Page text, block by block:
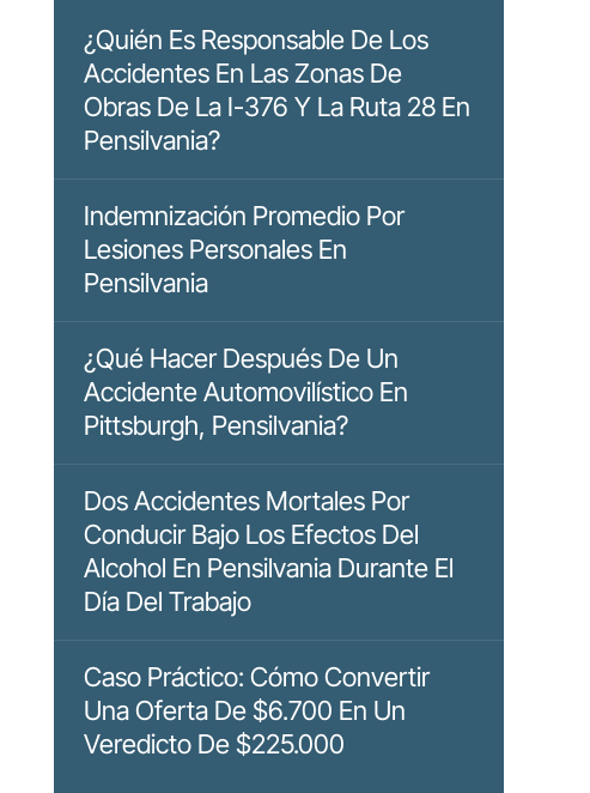
¿Quién Es Responsable De Los
Accidentes En Las Zonas De
Obras De La I-376 Y La Ruta 28 En
Pensilvania?
Indemnización Promedio Por
Lesiones Personales En
Pensilvania
¿Qué Hacer Después De Un
Accidente Automovilístico En
Pittsburgh, Pensilvania?
Dos Accidentes Mortales Por
Conducir Bajo Los Efectos Del
Alcohol En Pensilvania Durante El
Día Del Trabajo
Caso Práctico: Cómo Convertir
Una Oferta De $6.700 En Un
Veredicto De $225.000